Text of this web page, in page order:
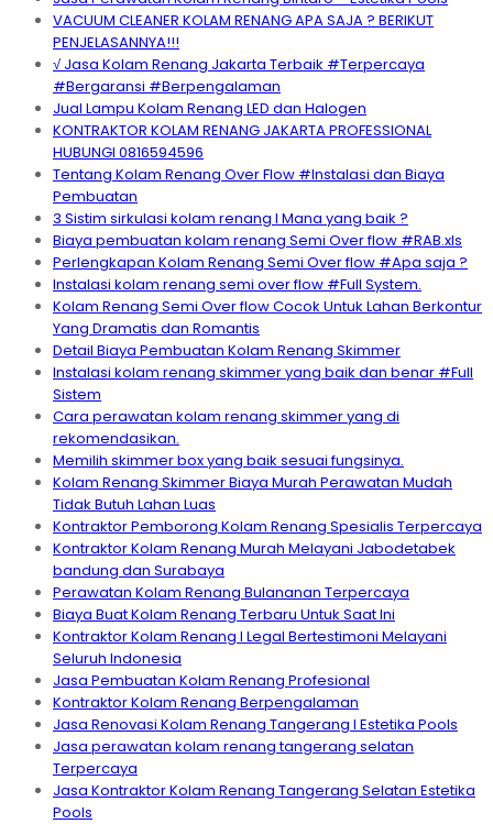
VACUUM CLEANER KOLAM RENANG APA SAJA ? BERIKUT
PENJELASANNYA!!!
√ Jasa Kolam Renang Jakarta Terbaik #Terpercaya
#Bergaransi #Berpengalaman
Jual Lampu Kolam Renang LED dan Halogen
KONTRAKTOR KOLAM RENANG JAKARTA PROFESSIONAL
HUBUNGI 0816594596
Tentang Kolam Renang Over Flow #Instalasi dan Biaya
Pembuatan
3 Sistim sirkulasi kolam renang I Mana yang baik ?
Biaya pembuatan kolam renang Semi Over flow #RAB.xls
Perlengkapan Kolam Renang Semi Over flow #Apa saja ?
Instalasi kolam renang semi over flow #Full System.
Kolam Renang Semi Over flow Cocok Untuk Lahan Berkontur
Yang Dramatis dan Romantis
Detail Biaya Pembuatan Kolam Renang Skimmer
Instalasi kolam renang skimmer yang baik dan benar #Full
Sistem
Cara perawatan kolam renang skimmer yang di
rekomendasikan.
Memilih skimmer box yang baik sesuai fungsinya.
Kolam Renang Skimmer Biaya Murah Perawatan Mudah
Tidak Butuh Lahan Luas
Kontraktor Pemborong Kolam Renang Spesialis Terpercaya
Kontraktor Kolam Renang Murah Melayani Jabodetabek
bandung dan Surabaya
Perawatan Kolam Renang Bulananan Terpercaya
Biaya Buat Kolam Renang Terbaru Untuk Saat Ini
Kontraktor Kolam Renang I Legal Bertestimoni Melayani
Seluruh Indonesia
Jasa Pembuatan Kolam Renang Profesional
Kontraktor Kolam Renang Berpengalaman
Jasa Renovasi Kolam Renang Tangerang I Estetika Pools
Jasa perawatan kolam renang tangerang selatan
Terpercaya
Jasa Kontraktor Kolam Renang Tangerang Selatan Estetika
Pools